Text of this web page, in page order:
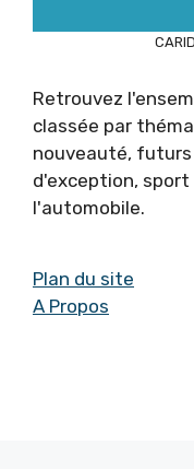
Retrouvez
classée par
nouveauté,
d'exception, sport
l'automobile.
Plan du site
A Propos